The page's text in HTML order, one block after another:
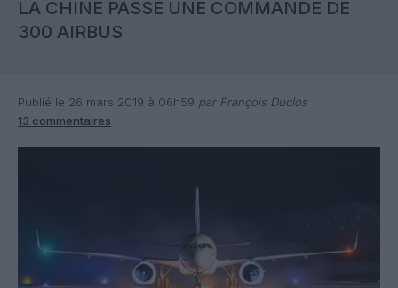
LA CHINE PASSE UNE COMMANDE DE
300 AIRBUS
Publié le 26 mars 2019 à 06h59 par François Duclos
13 commentaires